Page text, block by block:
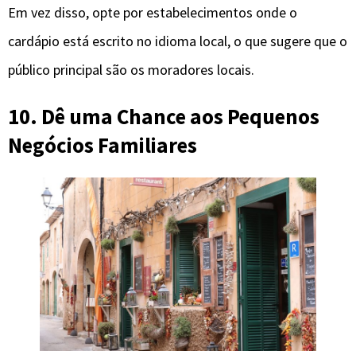
Em vez disso, opte por estabelecimentos onde o
cardápio está escrito no idioma local, o que sugere que o
público principal são os moradores locais.
10. Dê uma Chance aos Pequenos
Negócios Familiares